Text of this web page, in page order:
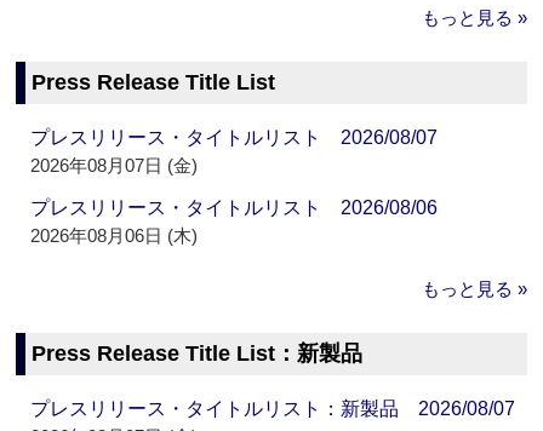
もっと見る »
Press Release Title List
プレスリリース・タイトルリスト 2026/08/07
2026年08月07日 (金)
プレスリリース・タイトルリスト 2026/08/06
2026年08月06日 (木)
もっと見る »
Press Release Title List：新製品
プレスリリース・タイトルリスト：新製品 2026/08/07